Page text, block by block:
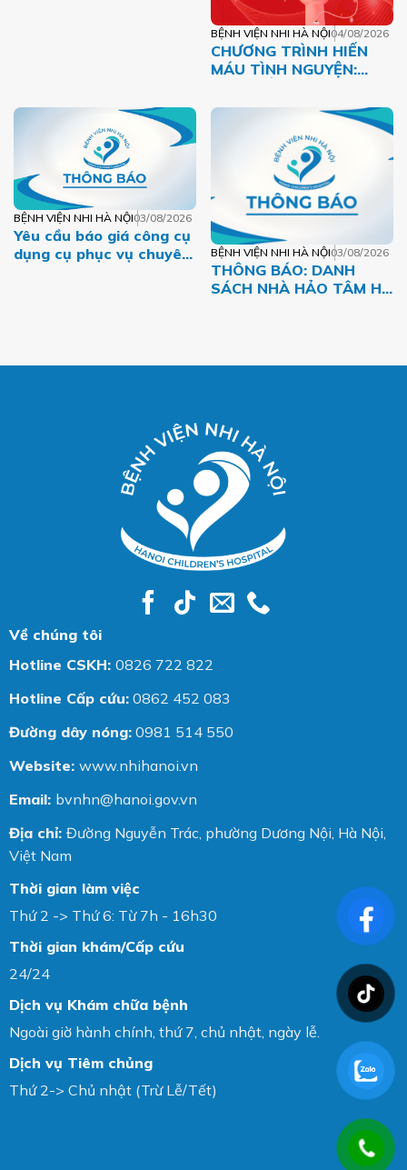
BỆNH VIỆN NHI HÀ NỘI04/08/2026
CHƯƠNG TRÌNH HIẾN
MÁU TÌNH NGUYỆN:
TÁM – MỘT DÒNG MÁU
BỆNH VIỆN NHI HÀ NỘI03/08/2026
Yêu cầu báo giá công cụ
dụng cụ phục vụ chuyên
BỆNH VIỆN NHI HÀ NỘI03/08/2026
THÔNG BÁO: DANH
SÁCH NHÀ HẢO TÂM HỖ
Về chúng tôi
Hotline CSKH: 0826 722 822
Hotline Cấp cứu: 0862 452 083
Đường dây nóng: 0981 514 550
Website: www.nhihanoi.vn
Email: bvnhn@hanoi.gov.vn
Địa chỉ: Đường Nguyễn Trác, phường Dương Nội, Hà Nội,
Việt Nam
Thời gian làm việc
Thứ 2 -> Thứ 6: Từ 7h - 16h30
Thời gian khám/Cấp cứu
24/24
Dịch vụ Khám chữa bệnh
Ngoài giờ hành chính, thứ 7, chủ nhật, ngày lễ.
Dịch vụ Tiêm chủng
Thứ 2-> Chủ nhật (Trừ Lễ/Tết)